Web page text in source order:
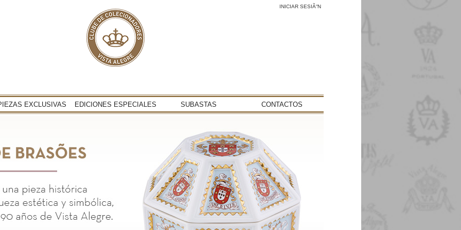
INICIAR SESIÃ“N
EXCLUSIVAS EDICIONES ESPECIALES SUBASTAS CONTACTOS